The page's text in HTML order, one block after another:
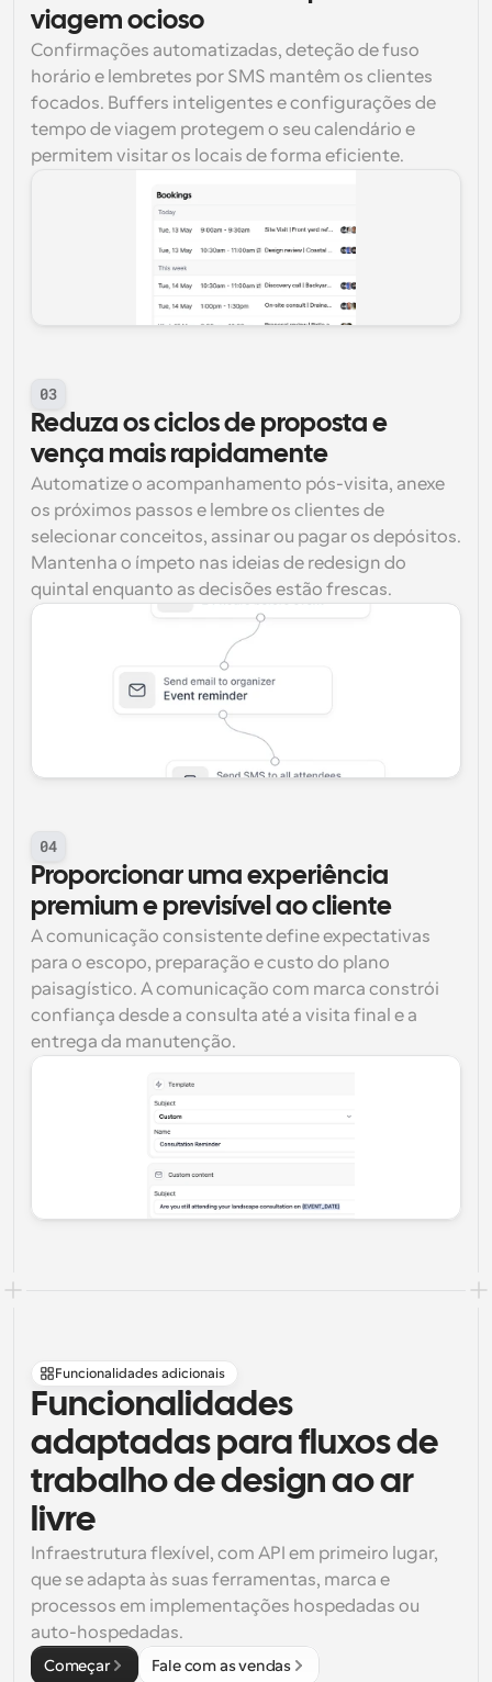
viagem ocioso
Confirmações automatizadas, deteção de fuso
horário e lembretes por SMS mantêm os clientes
focados. Buffers inteligentes e configurações de
tempo de viagem protegem o seu calendário e
permitem visitar os locais de forma eficiente.
03
Reduza os ciclos de proposta e
vença mais rapidamente
Automatize o acompanhamento pós-visita, anexe
os próximos passos e lembre os clientes de
selecionar conceitos, assinar ou pagar os depósitos.
Mantenha o ímpeto nas ideias de redesign do
quintal enquanto as decisões estão frescas.
04
Proporcionar uma experiência
premium e previsível ao cliente
A comunicação consistente define expectativas
para o escopo, preparação e custo do plano
paisagístico. A comunicação com marca constrói
confiança desde a consulta até a visita final e a
entrega da manutenção.
Funcionalidades adicionais
Funcionalidades
adaptadas para fluxos de
trabalho de design ao ar
livre
Infraestrutura flexível, com API em primeiro lugar,
que se adapta às suas ferramentas, marca e
processos em implementações hospedadas ou
auto-hospedadas.
Começar Fale com as vendas